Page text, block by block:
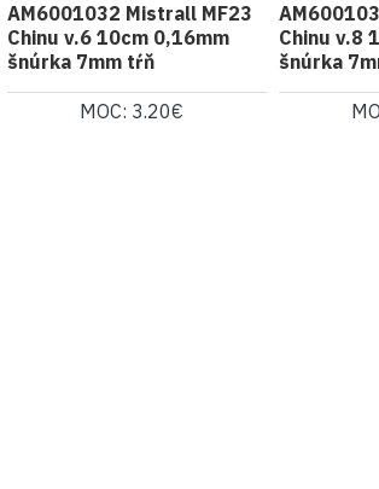
AM6001032 Mistrall MF23
Chinu v.6 10cm 0,16mm
šnúrka 7mm tŕň
MOC: 3.20€
Chinu v.8
šnúrka